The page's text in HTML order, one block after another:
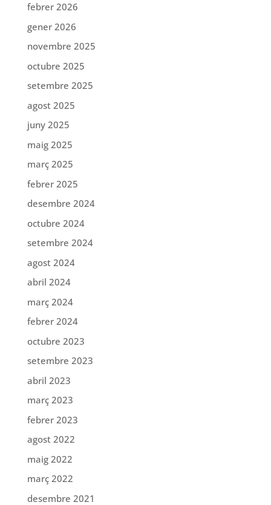
febrer 2026
gener 2026
novembre 2025
octubre 2025
setembre 2025
agost 2025
juny 2025
maig 2025
març 2025
febrer 2025
desembre 2024
octubre 2024
setembre 2024
agost 2024
abril 2024
març 2024
febrer 2024
octubre 2023
setembre 2023
abril 2023
març 2023
febrer 2023
agost 2022
maig 2022
març 2022
desembre 2021